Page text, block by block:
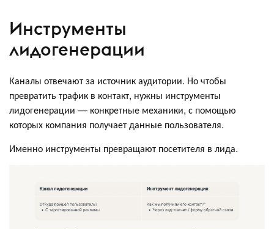
Инструменты
лидогенерации
Каналы отвечают за источник аудитории. Но чтобы
превратить трафик в контакт, нужны инструменты
лидогенерации — конкретные механики, с помощью
которых компания получает данные пользователя.
Именно инструменты превращают посетителя в лида.